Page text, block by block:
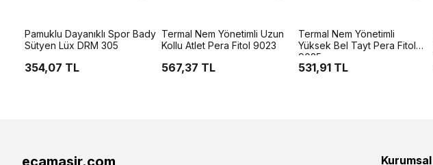
Pamuklu Dayanıklı Spor Bady
Sütyen Lüx DRM 305
354,07 TL
Termal Nem Yönetimli Uzun
Kollu Atlet Pera Fitol 9023
567,37 TL
Termal Nem Yönetimli
Yüksek Bel Tayt Pera Fitol
9025
531,91 TL
ecamasir.com Kurumsal